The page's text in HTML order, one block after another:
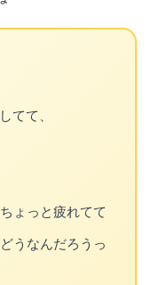
てて、
ょっと疲れてて
うなんだろうっ